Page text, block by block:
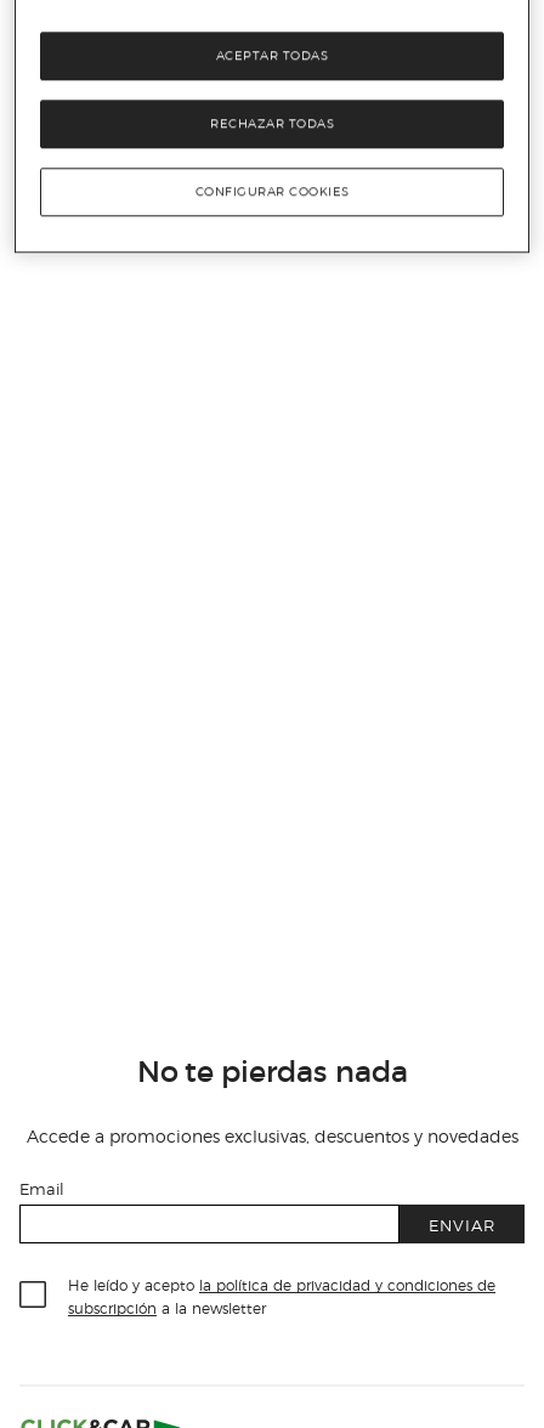
No te pierdas nada
Accede a promociones exclusivas, descuentos y novedades
Email
ENVIAR
He leído y acepto la política de privacidad y condiciones de
subscripción a la newsletter
RECHAZAR TODAS
ACEPTAR TODAS
CONFIGURAR COOKIES